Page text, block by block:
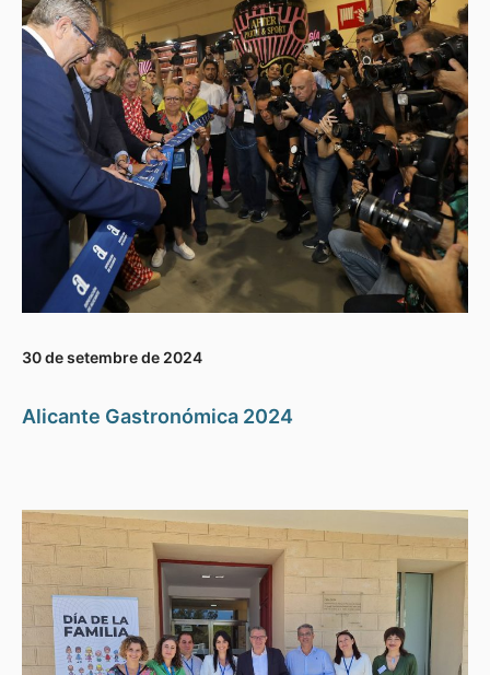
30 de setembre de 2024
Alicante Gastronómica 2024